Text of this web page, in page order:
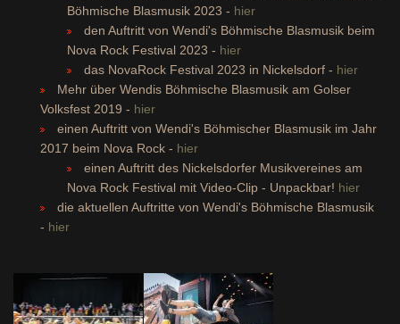
Böhmische Blasmusik 2023 - hier
den Auftritt von Wendi's Böhmische Blasmusik beim
Nova Rock Festival 2023 - hier
das NovaRock Festival 2023 in Nickelsdorf - hier
Mehr über Wendis Böhmische Blasmusik am Golser
Volksfest 2019 - hier
einen Auftritt von Wendi's Böhmischer Blasmusik im Jahr
2017 beim Nova Rock - hier
einen Auftritt des Nickelsdorfer Musikvereines am
Nova Rock Festival mit Video-Clip - Unpackbar! hier
die aktuellen Auftritte von Wendi's Böhmische Blasmusik
- hier